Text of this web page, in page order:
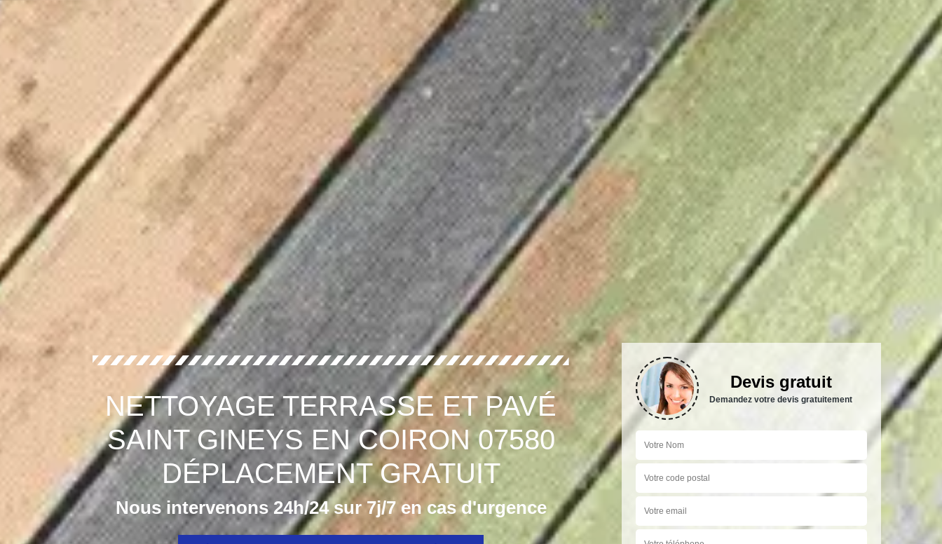
NETTOYAGE TERRASSE ET PAVÉ
SAINT GINEYS EN COIRON 07580
DÉPLACEMENT GRATUIT
Nous intervenons 24h/24 sur 7j/7 en cas d'urgence
Devis gratuit
Demandez votre devis gratuitement